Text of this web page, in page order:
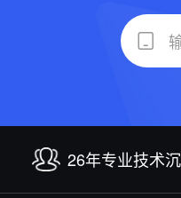
26年专业技术